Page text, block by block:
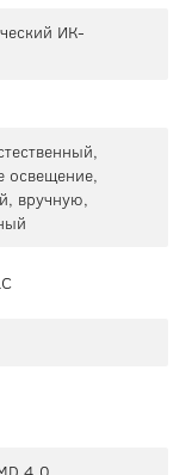
ИК-
освещение,
вручную,